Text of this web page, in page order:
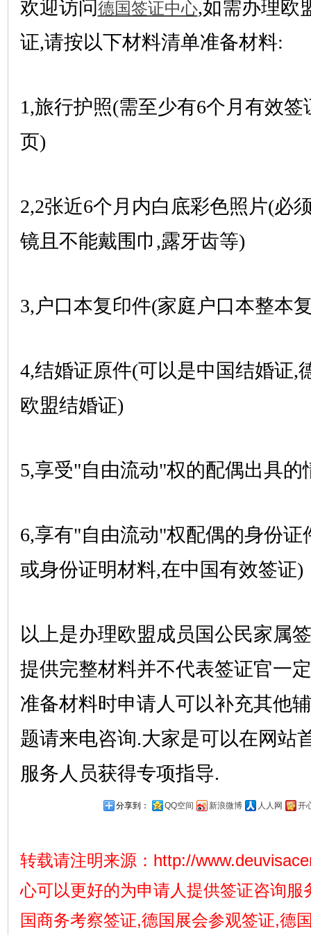
欢迎访问德国签证中心,如需办理欧
证,请按以下材料清单准备材料:
1,旅行护照(需至少有6个月有效
页)
2,2张近6个月内白底彩色照片(必
镜且不能戴围巾,露牙齿等)
3,户口本复印件(家庭户口本整本
4,结婚证原件(可以是中国结婚证,
欧盟结婚证)
5,享受"自由流动"权的配偶出具的
6,享有"自由流动"权配偶的身份证
或身份证明材料,在中国有效签证)
以上是办理欧盟成员国公民家属
提供完整材料并不代表签证官一
准备材料时申请人可以补充其他
题请来电咨询.大家是可以在网站
服务人员获得专项指导.
分享到： QQ空间 新浪微博 人人网 开
转载请注明来源： http://
心可以更好的为申请人提供签证咨询服
国商务考察签证,德国展会参观签证,德